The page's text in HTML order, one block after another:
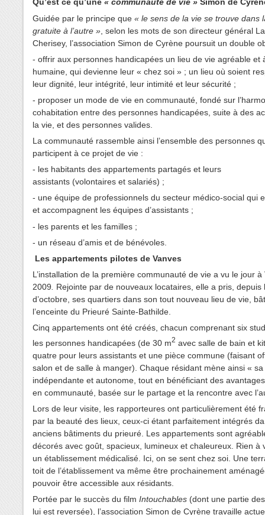
Guidée par le principe que « le sens de la vie se trouve dans
gratuite à l’autre » , selon les mots de son directeur général
Cherisey, l’association Simon de Cyrène poursuit un double
- offrir aux personnes handicapées un lieu de vie agréable et
humaine, qui devienne leur « chez soi » ; un lieu où soient
leur dignité, leur intégrité, leur intimité et leur sécurité ;
- proposer un mode de vie en communauté, fondé sur
cohabitation entre des personnes handicapées, suite à des
la vie, et des personnes valides.
La communauté rassemble ainsi l’ensemble des personnes
participent à ce projet de vie :
- les habitants des appartements partagés et leurs
assistants (volontaires et salariés) ;
- une équipe de professionnels du secteur médico-social qui
et accompagnent les équipes d’assistants ;
- les parents et les familles ;
- un réseau d’amis et de bénévoles.
Les appartements pilotes de Vanves
L’installation de la première communauté de vie a vu le jour à
2009
Rejointe par de nouveaux locataires, elle a pris, depuis
d’octobre, ses quartiers dans son tout nouveau lieu de vie,
l’enceinte du Prieuré Sainte-Bathilde.
Cinq appartements ont été créés, chacun comprenant six
les personnes handicapées (de 30 m2 avec salle de bain et
quatre pour leurs assistants et une pièce commune (faisant
salon et de salle à manger). Chaque résidant mène ainsi « sa
indépendante et autonome, tout en bénéficiant des
en communauté, basée sur le partage et la rencontre avec
Lors de leur visite, les rapporteures ont particulièrement été
par la beauté des lieux, ceux-ci étant parfaitement intégrés
anciens bâtiments du prieuré. Les appartements sont
décorés avec goût, spacieux, lumineux et chaleureux. Rien à
un établissement médicalisé. Ici, on se sent chez soi. Une
toit de l’établissement va même être prochainement
pouvoir être accessible aux résidants.
Portée par le succès du film Intouchables (dont une partie
lui est reversée), l’association Simon de Cyrène travaille